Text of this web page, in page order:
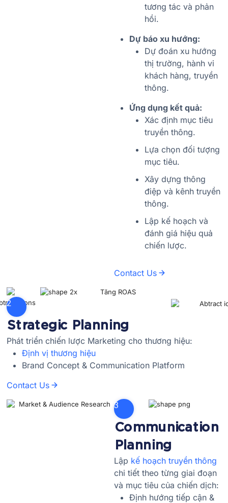
tương tác và phản
hồi.
Dự báo xu hướng:
Dự đoán xu hướng
thị trường, hành vi
khách hàng, truyền
thông.
Ứng dụng kết quả:
Xác định mục tiêu
truyền thông.
Lựa chọn đối tượng
mục tiêu.
Xây dựng thông
điệp và kênh truyền
thông.
Lập kế hoạch và
đánh giá hiệu quả
chiến lược.
Contact Us
2
Strategic Planning
Phát triển chiến lược Marketing cho thương hiệu:
Định vị thương hiệu
Brand Concept & Communication Platform
Contact Us
3
Communication
Planning
Lập kế hoạch truyền thông
chi tiết theo từng giai đoạn
và mục tiêu của chiến dịch:
Định hướng tiếp cận &